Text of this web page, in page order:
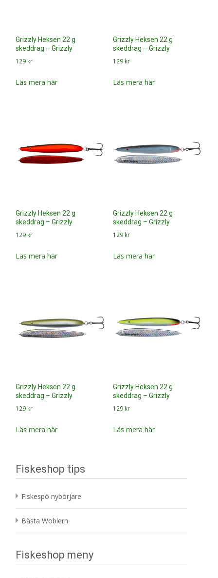
Grizzly Heksen 22 g
skeddrag – Grizzly
129 kr
Läs mera här
Grizzly Heksen 22 g
skeddrag – Grizzly
129 kr
Läs mera här
Grizzly Heksen 22 g
skeddrag – Grizzly
129 kr
Läs mera här
Grizzly Heksen 22 g
skeddrag – Grizzly
129 kr
Läs mera här
Grizzly Heksen 22 g
skeddrag – Grizzly
129 kr
Läs mera här
Grizzly Heksen 22 g
skeddrag – Grizzly
129 kr
Läs mera här
Fiskeshop tips
Fiskespö nybörjare
Bästa Woblern
Fiskeshop meny